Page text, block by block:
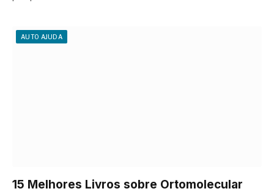
AUTO AJUDA
15 Melhores Livros sobre Ortomolecular